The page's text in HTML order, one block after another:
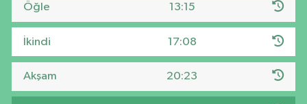
Öğle 13:15
İkindi 17:08
Akşam 20:23